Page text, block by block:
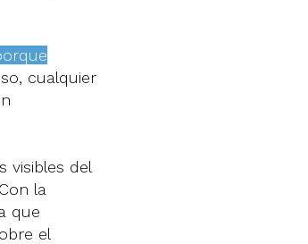
cualquier
visibles del
la
que
el